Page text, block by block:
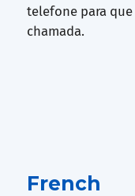
telefone para
chamada.
French